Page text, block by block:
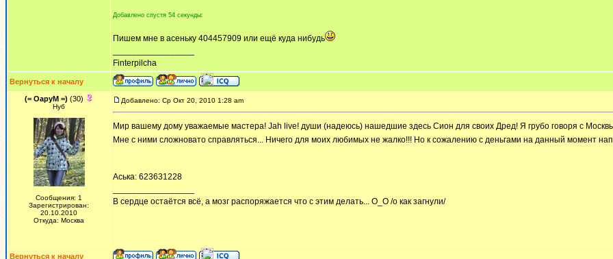
Добавлено спустя 54 секунды:
Пишем мне в асеньку 404457909 или ещё куда нибудь
Finterpilcha
Вернуться к началу
(= ОаруМ =) (30)
Нуб
Сообщения: 1
Зарегистрирован:
20.10.2010
Откуда: Москва
Добавлено: Ср Окт 20, 2010 1:28 am
Мир вашему дому уважаемые мастера! Jah live! души (надеюсь) нашедшие здесь Сион для своих Дред! Я грубо говоря с
Мне с ними сложновато справляться... Ничего для моих любимых не жалко!!! Но к сожалению с деньгами на данный момент
Аська: 623631228
В сердце остаётся всё, а мозг распоряжается что с этим делать... О_О /о как загнули/
Вернуться к началу